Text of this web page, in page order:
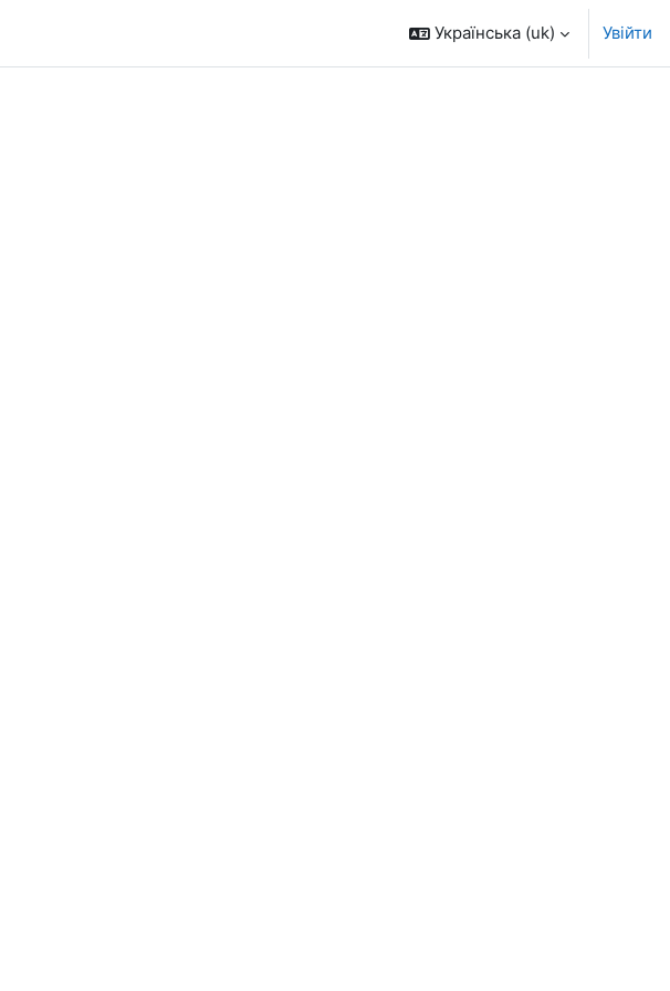
Українська ‎(uk)‎ Увійти